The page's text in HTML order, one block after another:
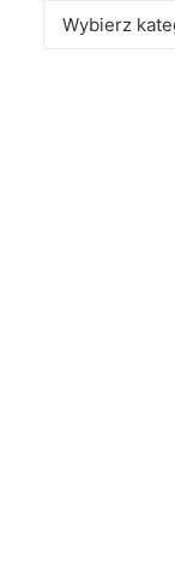
Kategorie